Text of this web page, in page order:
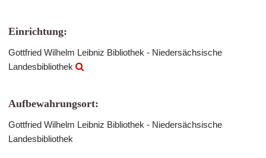
Einrichtung:
Gottfried Wilhelm Leibniz Bibliothek - Niedersächsische
Landesbibliothek
Aufbewahrungsort:
Gottfried Wilhelm Leibniz Bibliothek - Niedersächsische
Landesbibliothek